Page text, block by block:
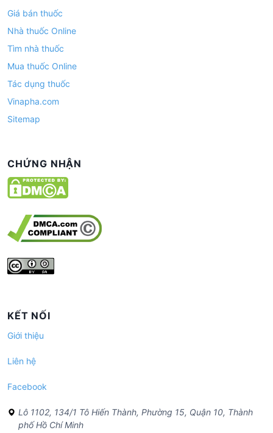
Giá bán thuốc
Nhà thuốc Online
Tìm nhà thuốc
Mua thuốc Online
Tác dụng thuốc
Vinapha.com
Sitemap
CHỨNG NHẬN
KẾT NỐI
Giới thiệu
Liên hệ
Facebook
Lô 1102, 134/1 Tô Hiến Thành, Phường 15, Quận 10, Thành
phố Hồ Chí Minh